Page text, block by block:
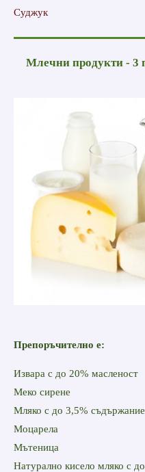
Суджук
Млечни продукти - 3
Препоръчително е:
Извара с до 20% масленост
Меко сирене
Мляко с до 3,5%
Моцарела
Мътеница
Натурално кисело мляко с